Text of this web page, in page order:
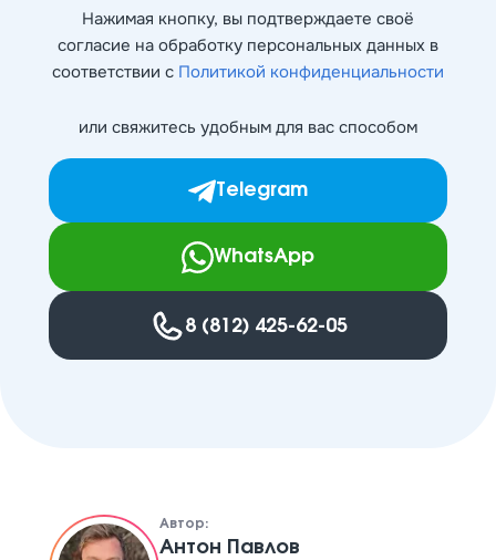
Нажимая кнопку, вы подтверждаете своё
согласие на обработку персональных данных в
соответствии с Политикой конфиденциальности
или свяжитесь удобным для вас способом
Telegram
WhatsApp
8 (812) 425-62-05
Автор:
Антон Павлов